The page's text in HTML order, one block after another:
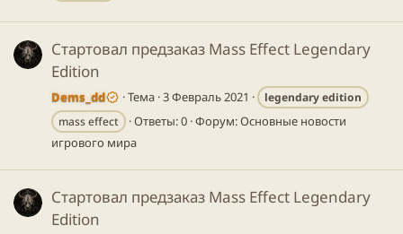
Стартовал предзаказ Mass Effect Legendary
Edition
Dems_dd Тема 3 Февраль 2021 legendaryedition
mass effect
Ответы: 0 Форум:Основные новости
игрового мира
Стартовал предзаказ Mass Effect Legendary
Edition